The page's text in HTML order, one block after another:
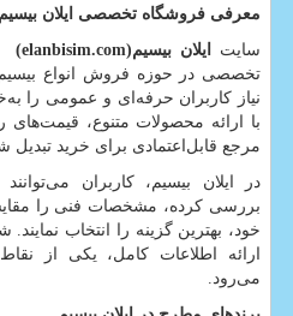
معرفی فروشگاه تخصصی ایلان بیسیم
سایت
ایلان بیسیم(elanbisim.com)
تخصصی در حوزه فروش انواع
نیاز کاربران حرفه‌ای و عمومی را
با ارائه محصولات متنوع، قیمت‌های
مرجع قابل‌اعتمادی برای خرید
در ایلان بیسیم، کاربران
بررسی کرده، مشخصات فنی را
خود، بهترین گزینه را انتخاب نمایند.
ارائه اطلاعات کامل، یکی از
می‌رود.